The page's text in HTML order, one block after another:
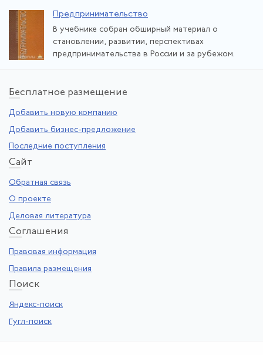
Предпринимательство
В учебнике собран обширный материал о
становлении, развитии, перспективах
предпринимательства в России и за рубежом.
Бесплатное размещение
Добавить новую компанию
Добавить бизнес-предложение
Последние поступления
Сайт
Обратная связь
О проекте
Деловая литература
Соглашения
Правовая информация
Правила размещения
Поиск
Яндекс-поиск
Гугл-поиск